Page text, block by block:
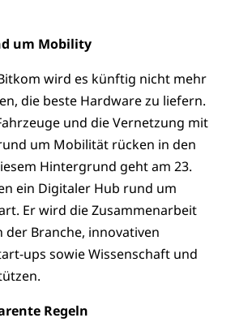
um Mobility
wird es künftig nicht mehr
die beste Hardware zu liefern.
und die Vernetzung mit
um Mobilität rücken in den
Hintergrund geht am 23.
ein Digitaler Hub rund um
Er wird die Zusammenarbeit
der Branche, innovativen
ups sowie Wissenschaft und
Regeln